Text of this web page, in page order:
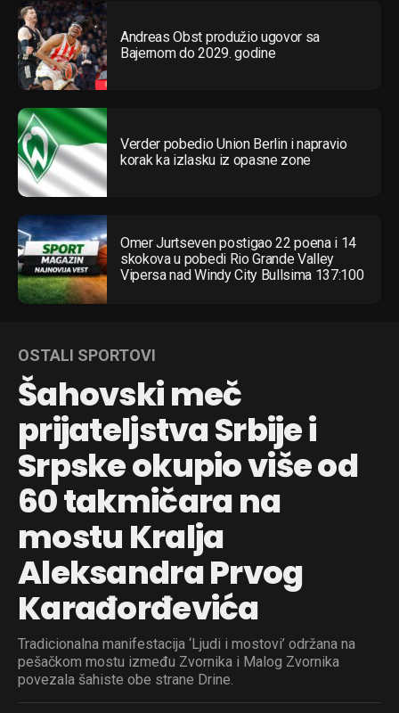
Andreas Obst produžio ugovor sa
Bajernom do 2029. godine
Verder pobedio Union Berlin i napravio
korak ka izlasku iz opasne zone
Omer Jurtseven postigao 22 poena i 14
skokova u pobedi Rio Grande Valley
Vipersa nad Windy City Bullsima 137:100
OSTALI SPORTOVI
Šahovski meč
prijateljstva Srbije i
Srpske okupio više od
60 takmičara na
mostu Kralja
Aleksandra Prvog
Karađorđevića
Tradicionalna manifestacija ‘Ljudi i mostovi’ održana na
pešačkom mostu između Zvornika i Malog Zvornika
povezala šahiste obe strane Drine.